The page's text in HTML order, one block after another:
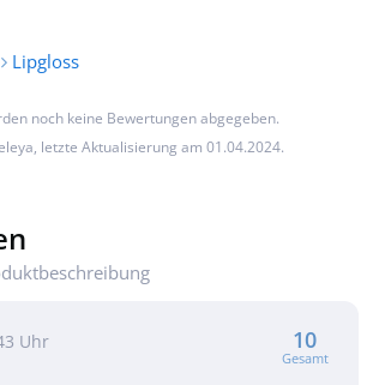
Lipgloss
noch keine Bewertungen abgegeben.
, letzte Aktualisierung am 01.04.2024.
Uhr 10
Gesamt